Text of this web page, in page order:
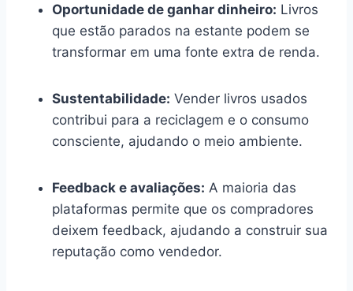
Oportunidade de ganhar dinheiro: Livros
que estão parados na estante podem se
transformar em uma fonte extra de renda.
Sustentabilidade: Vender livros usados
contribui para a reciclagem e o consumo
consciente, ajudando o meio ambiente.
Feedback e avaliações: A maioria das
plataformas permite que os compradores
deixem feedback, ajudando a construir sua
reputação como vendedor.